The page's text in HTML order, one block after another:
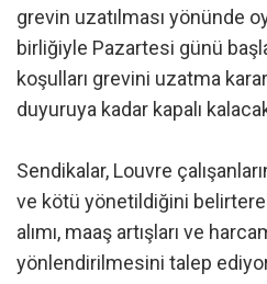
grevin uzatılması yönünde
birliğiyle Pazartesi günü
koşulları grevini uzatma
duyuruya kadar kapalı
Sendikalar, Louvre
ve kötü yönetildiğini
alımı, maaş artışları ve
yönlendirilmesini talep